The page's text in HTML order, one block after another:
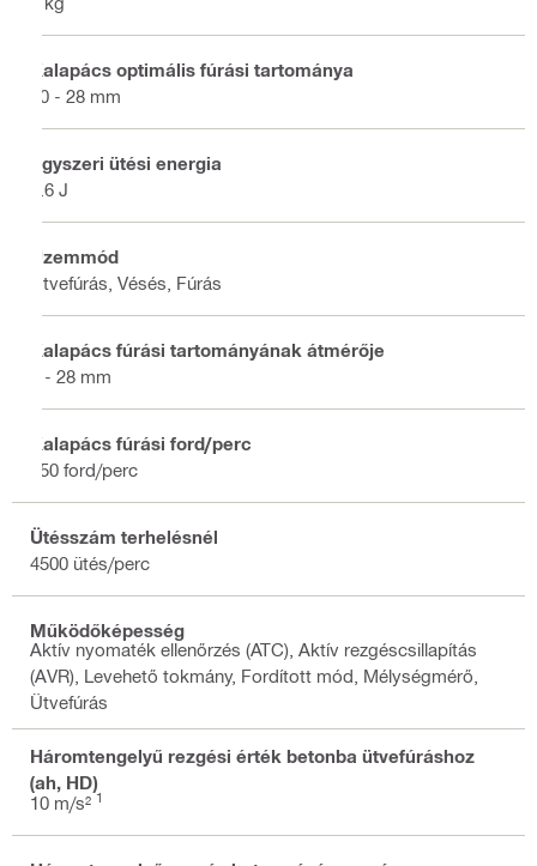
Kalapács optimális fúrási tartománya
10 - 28 mm
Egyszeri ütési energia
3.6 J
Üzemmód
Ütvefúrás, Vésés, Fúrás
Kalapács fúrási tartományának átmérője
4 - 28 mm
Kalapács fúrási ford/perc
850 ford/perc
Ütésszám terhelésnél
4500 ütés/perc
Működőképesség
Aktív nyomaték ellenőrzés (ATC), Aktív rezgéscsillapítás
(AVR), Levehető tokmány, Fordított mód, Mélységmérő,
Ütvefúrás
Háromtengelyű rezgési érték betonba ütvefúráshoz
(ah, HD)
10 m/s² 1